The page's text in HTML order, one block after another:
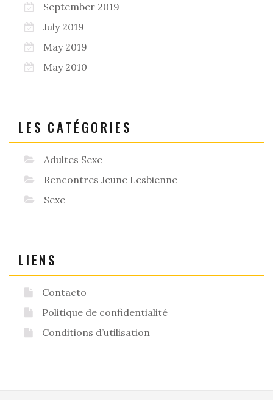
September 2019
July 2019
May 2019
May 2010
LES CATÉGORIES
Adultes Sexe
Rencontres Jeune Lesbienne
Sexe
LIENS
Contacto
Politique de confidentialité
Conditions d’utilisation